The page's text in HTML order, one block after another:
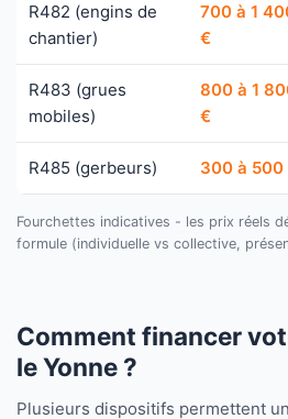
R482 (engins de
chantier)
700 à 1
€
R483 (grues
mobiles)
800 à 1
€
R485 (gerbeurs) 300 à 500
Fourchettes indicatives - les prix réels
formule (individuelle vs collective,
Comment financer
le Yonne ?
Plusieurs dispositifs permettent